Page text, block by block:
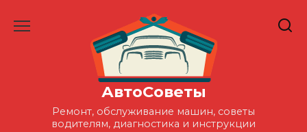
АвтоСоветы
Ремонт, обслуживание машин, советы
водителям, диагностика и инструкции